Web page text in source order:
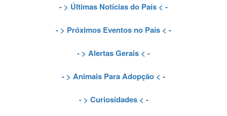
- > Últimas Notícias do País < -
- > Próximos Eventos no País < -
- > Alertas Gerais < -
- > Animais Para Adopção < -
- > Curiosidades< -